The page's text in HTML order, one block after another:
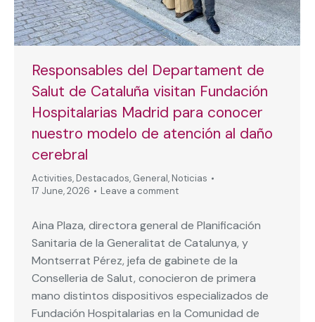
Responsables del Departament de
Salut de Cataluña visitan Fundación
Hospitalarias Madrid para conocer
nuestro modelo de atención al daño
cerebral
Activities, Destacados, General, Noticias
17 June, 2026
Leave a comment
Aina Plaza, directora general de Planificación
Sanitaria de la Generalitat de Catalunya, y
Montserrat Pérez, jefa de gabinete de la
Conselleria de Salut, conocieron de primera
mano distintos dispositivos especializados de
Fundación Hospitalarias en la Comunidad de